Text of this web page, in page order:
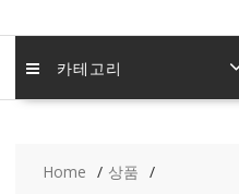
카테고리
Home
상품